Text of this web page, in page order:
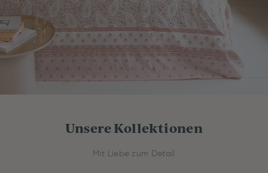
Unsere Kollektionen
Mit Liebe zum Detail